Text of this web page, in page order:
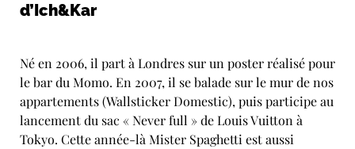
d’Ich&Kar
Né en 2006, il part à Londres sur unposterréalisé pour
le bar du Momo. En 2007, il se balade sur le mur de nos
appartements (Wallsticker Domestic), puis participe au
lancement du sac « Never full » de Louis Vuitton à
Tokyo. Cette année-là Mister Spaghetti est aussi